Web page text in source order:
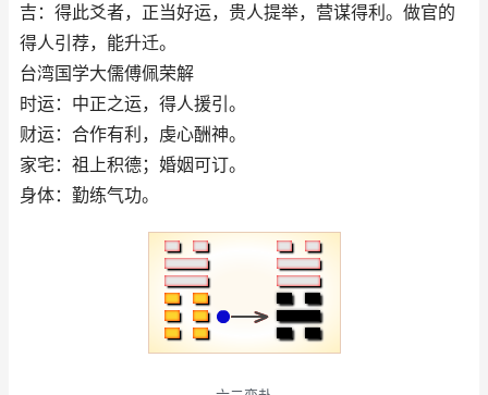
吉：得此爻者，正当好运，贵人提举，营谋得利。做官的
得人引荐，能升迁。
台湾国学大儒傅佩荣解
时运：中正之运，得人援引。
财运：合作有利，虔心酬神。
家宅：祖上积德；婚姻可订。
身体：勤练气功。